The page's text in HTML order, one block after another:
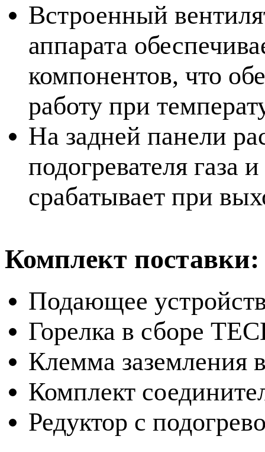
Встроенный
аппарата
компонентов, что
работу при
На задней панели
подогревателя газа
срабатывает при
Комплект поставки:
Подающее
Горелка в сборе
Клемма
Комплект
Редуктор с